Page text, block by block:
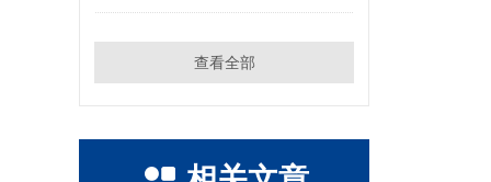
查看全部